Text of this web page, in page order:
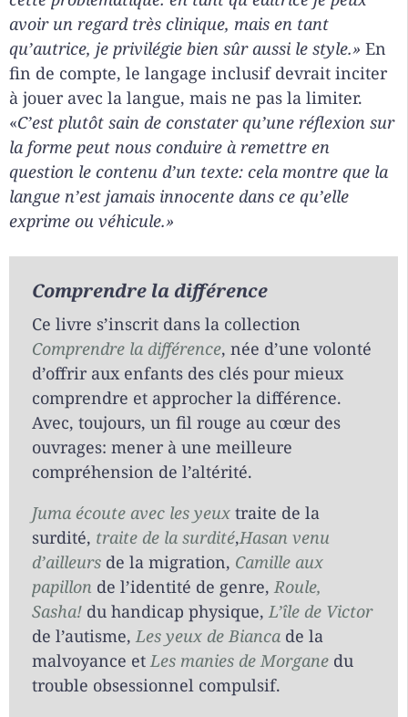
avoir un regard très clinique, mais en tant
qu’autrice, je privilégie bien sûr aussi le style.» En
fin de compte, le langage inclusif devrait inciter
à jouer avec la langue, mais ne pas la limiter.
«C’est plutôt sain de constater qu’une réflexion sur
la forme peut nous conduire à remettre en
question le contenu d’un texte: cela montre que la
langue n’est jamais innocente dans ce qu’elle
exprime ou véhicule.»
Comprendre la différence
Ce livre s’inscrit dans la collection
Comprendre la différence, née d’une volonté
d’offrir aux enfants des clés pour mieux
comprendre et approcher la différence.
Avec, toujours, un fil rouge au cœur des
ouvrages: mener à une meilleure
compréhension de l’altérité.
Juma écoute avec les yeux traite de la
surdité, traite de la surdité,Hasan venu
d’ailleurs de la migration, Camille aux
papillon de l’identité de genre, Roule,
Sasha! du handicap physique, L’île de Victor
de l’autisme, Les yeux de Bianca de la
malvoyance et Les manies de Morgane du
trouble obsessionnel compulsif.